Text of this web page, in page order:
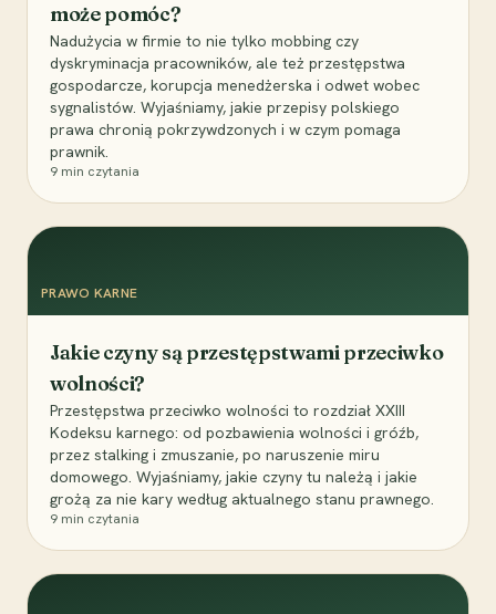
może pomóc?
Nadużycia w firmie to nie tylko mobbing czy
dyskryminacja pracowników, ale też przestępstwa
gospodarcze, korupcja menedżerska i odwet wobec
sygnalistów. Wyjaśniamy, jakie przepisy polskiego
prawa chronią pokrzywdzonych i w czym pomaga
prawnik.
9 min czytania
PRAWO KARNE
Jakie czyny są przestępstwami przeciwko
wolności?
Przestępstwa przeciwko wolności to rozdział XXIII
Kodeksu karnego: od pozbawienia wolności i gróźb,
przez stalking i zmuszanie, po naruszenie miru
domowego. Wyjaśniamy, jakie czyny tu należą i jakie
grożą za nie kary według aktualnego stanu prawnego.
9 min czytania